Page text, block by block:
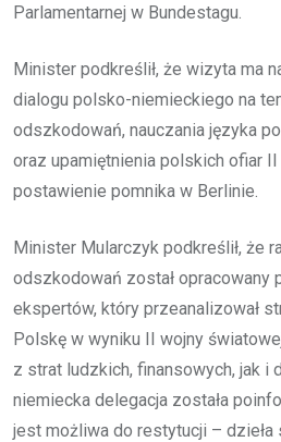
Parlamentarnej w Bundestagu.
Minister podkreślił, że wizyta ma
dialogu polsko-niemieckiego na
odszkodowań, nauczania języka
oraz upamiętnienia polskich ofiar
postawienie pomnika w Berlinie.
Minister Mularczyk podkreślił, że
odszkodowań został opracowany
ekspertów, który przeanalizował
Polskę w wyniku II wojny
z strat ludzkich, finansowych, jak i
niemiecka delegacja została
jest możliwa do restytucji – dzieła